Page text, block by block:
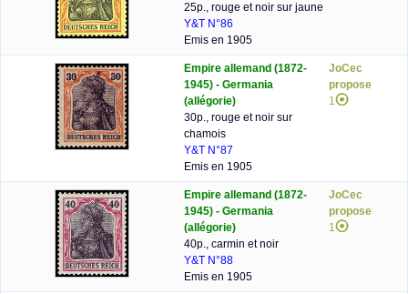
25p., rouge et noir sur jaune
Y&T N°86
Emis en 1905
Empire allemand (1872-
1945) - Germania
(allégorie)
30p., rouge et noir sur
chamois
Y&T N°87
Emis en 1905
JoCec
propose
1
Empire allemand (1872-
1945) - Germania
(allégorie)
40p., carmin et noir
Y&T N°88
Emis en 1905
JoCec
propose
1